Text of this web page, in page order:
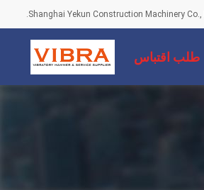
Shanghai Yekun Construction Machinery Co.,
طلب اقتباس